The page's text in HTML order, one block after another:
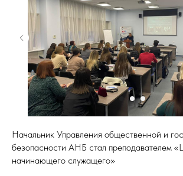
Начальник Управления общественной и
безопасности АНБ стал преподавателем
начинающего служащего»